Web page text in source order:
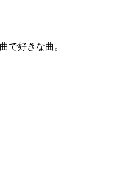
で好きな曲。